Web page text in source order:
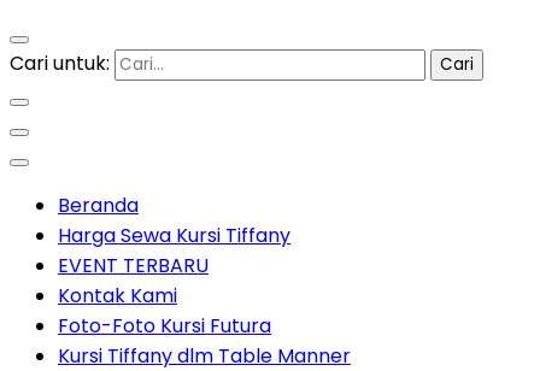
Cari untuk:
Beranda
Harga Sewa Kursi Tiffany
EVENT TERBARU
Kontak Kami
Foto-Foto Kursi Futura
Kursi Tiffany dlm Table Manner